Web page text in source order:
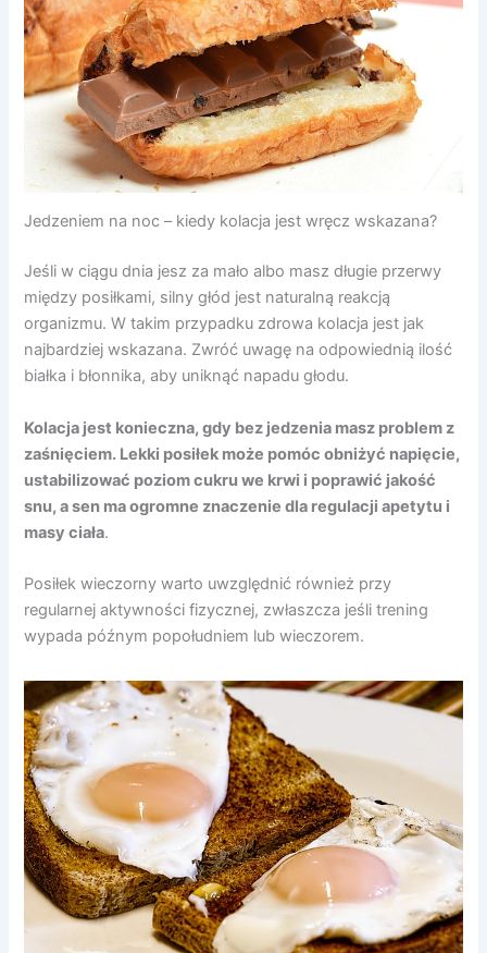
Jedzeniem na noc – kiedy kolacja jest wręcz wskazana?
Jeśli w ciągu dnia jesz za mało albo masz długie przerwy
między posiłkami, silny głód jest naturalną reakcją
organizmu. W takim przypadku zdrowa kolacja jest jak
najbardziej wskazana. Zwróć uwagę na odpowiednią ilość
białka i błonnika, aby uniknąć napadu głodu.
Kolacja jest konieczna, gdy bez jedzenia masz problem z
zaśnięciem. Lekki posiłek może pomóc obniżyć napięcie,
ustabilizować poziom cukru we krwi i poprawić jakość
snu, a sen ma ogromne znaczenie dla regulacji apetytu i
masy ciała.
Posiłek wieczorny warto uwzględnić również przy
regularnej aktywności fizycznej, zwłaszcza jeśli trening
wypada późnym popołudniem lub wieczorem.